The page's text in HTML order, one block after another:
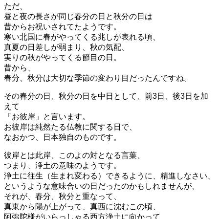
ただ、
昼と夜の長さが同じ春分の日と秋分の日は
昔からお祝いされてたようです。
寒い北国に春がやってくる兆しが表れる頃、
真夏の日差しが弱まり、秋の気配、
実りの秋がやってくる節目の日。
昔から、
春分、秋分は大切な季節の変わり目だったんですね。
その春分の日、秋分の日を中日として、前3日、後3日を加
えて
「お彼岸」と言います。
お彼岸は純然たる仏教に関する日で、
なおかつ、日本独自のものです。
彼岸とは此岸、このよの対となる言葉、
つまり、浄土の意味のようです。
浄土に往生（生まれ変わる）できるように、精進しなさい、
というような意味合いの日だったのかもしれませんが、
それが、春分、秋分と重なって、
真東から陽が上がって、真西に沈むこの頃、
阿弥陀様がいらっしゃる西方浄土に向かって